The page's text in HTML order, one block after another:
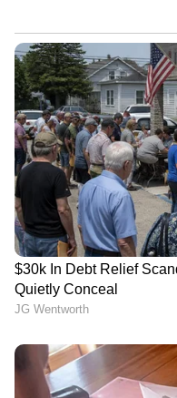
ഏഷ്യാനെറ്റ്
ക്ലിക് ചെയ്യുക